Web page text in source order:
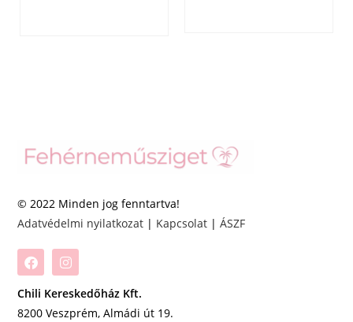
© 2022 Minden jog fenntartva!
Adatvédelmi nyilatkozat | Kapcsolat |ÁSZF
Chili Kereskedőház Kft.
8200 Veszprém, Almádi út 19.